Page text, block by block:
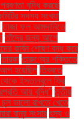
বৃদ্ধি করছে
সদস্য সংখ্যা
তাজা ফল আমদানিতে
তাঁদের জন্য আগে
কার্বন শোষণ বন্ধ করে
তারকা তারুণ্যের শক্তিতে
হয়েছিল তিব্বতে
ইস্তানবুলে ফ্রি
আয় বৃদ্ধি" তৃতীয়
ভালো রাখতে খেতে
বানুর সংসার ৎস্য ও